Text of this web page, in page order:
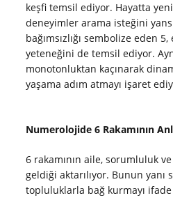
keşfi temsil ediyor. Hayatta
deneyimler arama isteğini
bağımsızlığı sembolize eden
yeteneğini de temsil ediyor.
monotonluktan kaçınarak
yaşama adım atmayı işaret
Numerolojide 6 Rakamının
6 rakamının aile, sorumluluk
geldiği aktarılıyor. Bunun yanı
topluluklarla bağ kurmayı ifade